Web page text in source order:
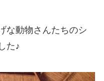
な動物さんたちのシ
た♪